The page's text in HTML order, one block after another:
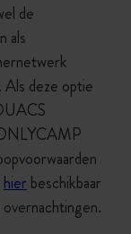
de
als
deze optie
hier beschikbaar